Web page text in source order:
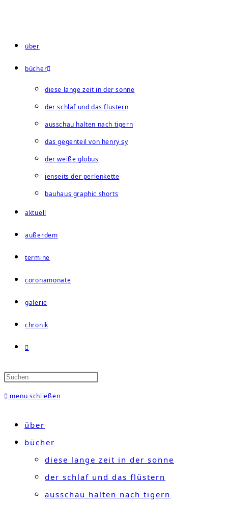
springen
über
bücher
diese lange zeit in der sonne
der schlaf und das flüstern
ausschau halten nach tigern
das gegenteil von henry sy
der weiße globus
jenseits der perlenkette
bauhaus graphic shorts
aktuell
außerdem
termine
coronamonate
galerie
chronik
website-
umschalten
menü schließen
über
bücher
diese lange zeit in der sonne
der schlaf und das flüstern
ausschau halten nach tigern